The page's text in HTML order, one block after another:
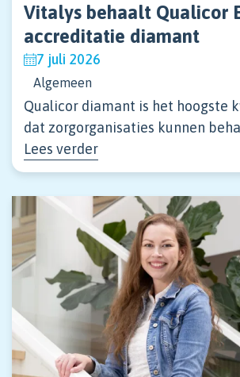
Vitalys behaalt Qualicor
accreditatie diamant
7 juli 2026
Algemeen
Qualicor diamant is het hoogste
dat zorgorganisaties kunnen
Lees verder